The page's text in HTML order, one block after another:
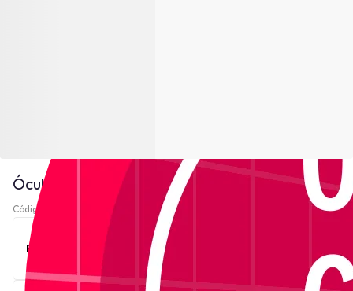
Óculos de Grau Zeiss ZS22501 - Cristal
Código 221860- Ver descrição
Este produto está indisponível no momento.